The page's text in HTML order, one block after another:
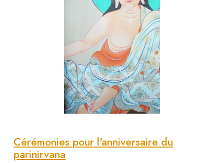
Cérémonies pour l'anniversaire du
parinirvana